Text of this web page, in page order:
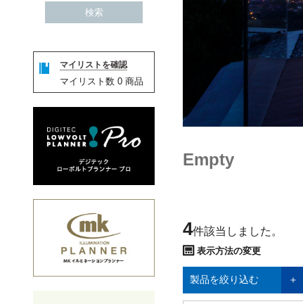
マイリストを確認
マイリスト数 0 商品
Empty
4件該当しました。
表示方法の変更
製品を絞り込む